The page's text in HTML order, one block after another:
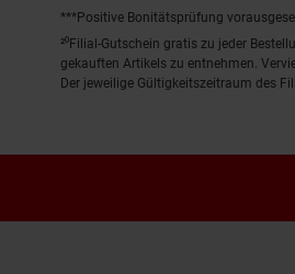
***Positive Bonitätsprüfung
²⁰Filial-Gutschein gratis zu jeder
gekauften Artikels zu entnehmen.
Der jeweilige Gültigkeitszeitraum des